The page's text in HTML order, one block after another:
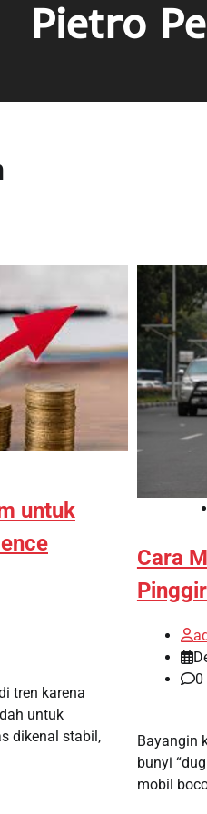
Pietro
untuk
tren karena
untuk
dikenal stabil,
Cara
0
Bayangin
bunyi
mobil